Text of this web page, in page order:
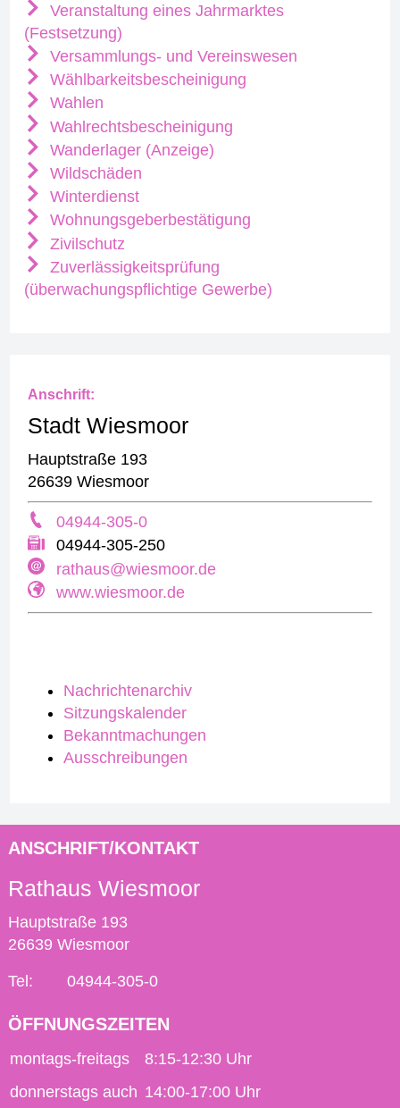
Veranstaltung eines Jahrmarktes
(Festsetzung)
Versammlungs- und Vereinswesen
Wählbarkeitsbescheinigung
Wahlen
Wahlrechtsbescheinigung
Wanderlager (Anzeige)
Wildschäden
Winterdienst
Wohnungsgeberbestätigung
Zivilschutz
Zuverlässigkeitsprüfung
(überwachungspflichtige Gewerbe)
Nachrichtenarchiv
Sitzungskalender
Bekanntmachungen
Ausschreibungen
Anschrift:
Stadt Wiesmoor
Hauptstraße 193
26639 Wiesmoor
04944-305-0
04944-305-250
rathaus@wiesmoor.de
www.wiesmoor.de
ANSCHRIFT/KONTAKT
Rathaus Wiesmoor
Hauptstraße 193
26639 Wiesmoor
Tel: 04944-305-0
ÖFFNUNGSZEITEN
montags-freitags
8:15-12:30 Uhr
donnerstags auch 14:00-17:00 Uhr